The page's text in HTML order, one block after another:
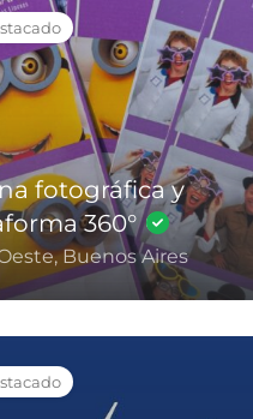
fotográfica y
360°
Buenos Aires